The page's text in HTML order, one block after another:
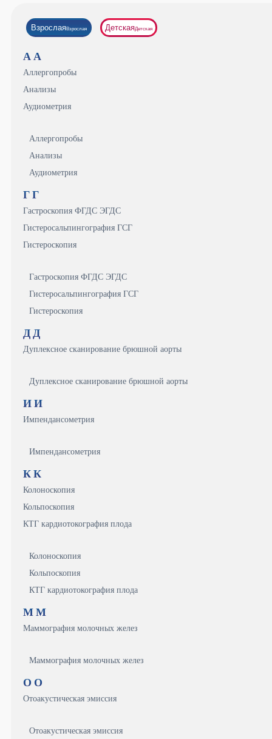
ВзрослаяВзрослая ДетскаяДетская
А А
Аллергопробы
Анализы
Аудиометрия
Аллергопробы
Анализы
Аудиометрия
Г Г
Гастроскопия ФГДС ЭГДС
Гистеросальпингография ГСГ
Гистероскопия
Гастроскопия ФГДС ЭГДС
Гистеросальпингография ГСГ
Гистероскопия
Д Д
Дуплексное сканирование брюшной аорты
Дуплексное сканирование брюшной аорты
И И
Импендансометрия
Импендансометрия
К К
Колоноскопия
Кольпоскопия
КТГ кардиотокография плода
Колоноскопия
Кольпоскопия
КТГ кардиотокография плода
М М
Маммография молочных желез
Маммография молочных желез
О О
Отоакустическая эмиссия
Отоакустическая эмиссия